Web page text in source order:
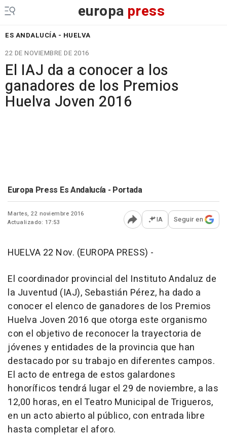
europa press
ES ANDALUCÍA - HUELVA
22 DE NOVIEMBRE DE 2016
El IAJ da a conocer a los
ganadores de los Premios
Huelva Joven 2016
Europa Press Es Andalucía - Portada
Martes, 22 noviembre 2016
Actualizado: 17:53
Abrir opciones para
IA Seguir en
HUELVA 22 Nov. (EUROPA PRESS) -
El coordinador provincial del Instituto Andaluz de
la Juventud (IAJ), Sebastián Pérez, ha dado a
conocer el elenco de ganadores de los Premios
Huelva Joven 2016 que otorga este organismo
con el objetivo de reconocer la trayectoria de
jóvenes y entidades de la provincia que han
destacado por su trabajo en diferentes campos.
El acto de entrega de estos galardones
honoríficos tendrá lugar el 29 de noviembre, a las
12,00 horas, en el Teatro Municipal de Trigueros,
en un acto abierto al público, con entrada libre
hasta completar el aforo.